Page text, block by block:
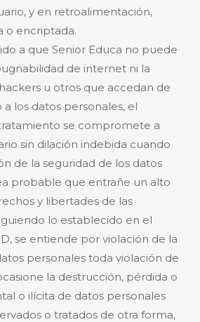
y en retroalimentación,
o encriptada.
a que Senior Educa no puede
de internet ni la
u otros que accedan de
los datos personales, el
se compromete a
sin dilación indebida cuando
de la seguridad de los datos
probable que entrañe un alto
y libertades de las
lo establecido en el
se entiende por violación de la
personales toda violación de
la destrucción, pérdida o
o ilícita de datos personales
o tratados de otra forma,